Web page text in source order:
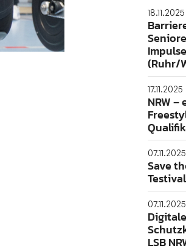
18.11.2025
(Ruhr/
17.11.2025
NRW
07.11.2025
Save
07.11.2025
LSB